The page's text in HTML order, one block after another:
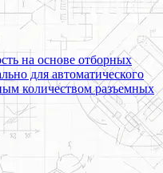
на основе отборных
для автоматического
количеством разъемных